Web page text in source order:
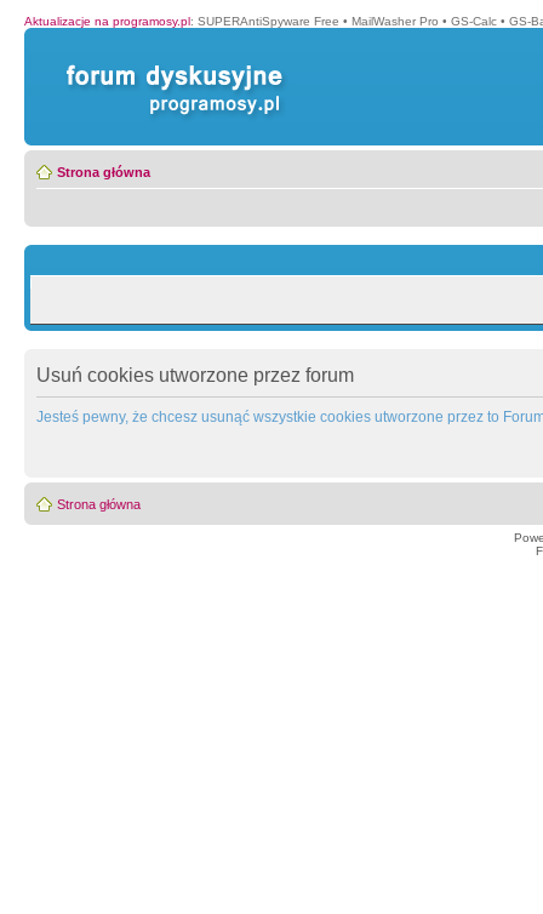
Aktualizacje na programosy.pl: SUPERAntiSpyware Free • MailWasher Pro • GS-Calc • GS-
Strona główna
Usuń cookies utworzone przez forum
Jesteś pewny, że chcesz usunąć wszystkie cookies utworzone przez to
Strona główna